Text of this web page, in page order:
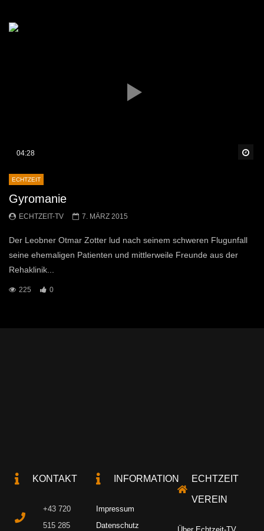
04:28
ECHTZEIT
Gyromanie
ECHTZEIT-TV 7. MÄRZ 2015
Der Leobner Otmar Zotter lud nach seinem schweren Flugunfall
seine ehemaligen Patienten und mittlerweile Freunde aus der
Rehaklinik...
225 0
KONTAKT
+43 720
515 285
INFORMATION
Impressum
Datenschutz
ECHTZEIT
VEREIN